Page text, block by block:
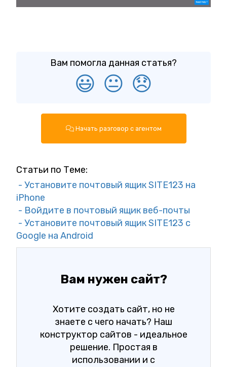
Вам помогла данная статья?
😃 😐 😞
Начать разговор с агентом
Статьи по Теме:
- Установите почтовый ящик SITE123 на
iPhone
- Войдите в почтовый ящик веб-почты
- Установите почтовый ящик SITE123 с
Google на Android
Вам нужен сайт?
Хотите создать сайт, но не
знаете с чего начать? Наш
конструктор сайтов - идеальное
решение. Простая в
использовании и с